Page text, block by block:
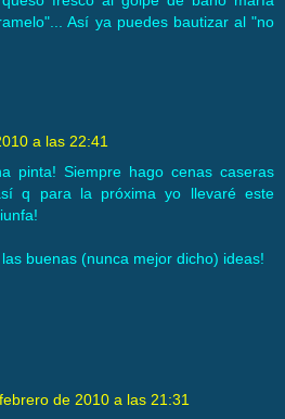
Así ya puedes bautizar al "no
a las 22:41
pinta! Siempre hago cenas caseras
q para la próxima yo llevaré este
buenas (nunca mejor dicho) ideas!
de 2010 a las 21:31